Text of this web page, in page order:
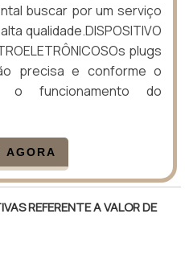
buscar por um serviço
qualidade.DISPOSITIVO
plugs
precisa e conforme o
o funcionamento do
AGORA
REFERENTE A VALOR DE